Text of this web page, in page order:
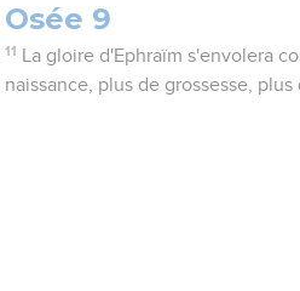
Osée 9
11
La gloire d'Ephraïm s'envolera
naissance, plus de grossesse, plus